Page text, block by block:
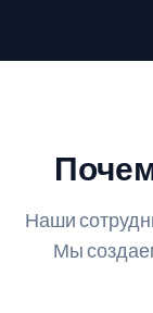
Наши
Мы